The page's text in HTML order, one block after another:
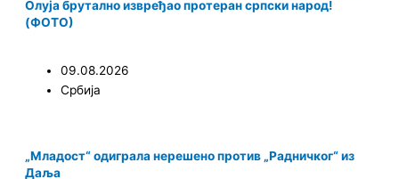
Олуја брутално извређао протеран српски народ!
(ФОТО)
09.08.2026
Србија
„Младост“ одиграла нерешено против „Радничког“ из
Даља